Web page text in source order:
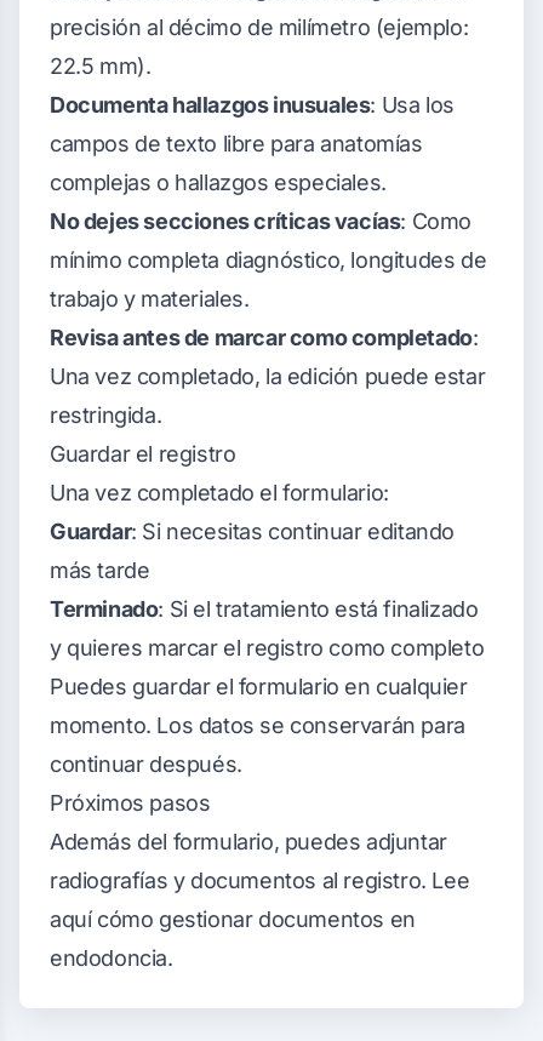
precisión al décimo de milímetro (ejemplo:
22.5 mm).
Documenta hallazgos inusuales: Usa los
campos de texto libre para anatomías
complejas o hallazgos especiales.
No dejes secciones críticas vacías: Como
mínimo completa diagnóstico, longitudes de
trabajo y materiales.
Revisa antes de marcar como completado:
Una vez completado, la edición puede estar
restringida.
Guardar el registro
Una vez completado el formulario:
Guardar: Si necesitas continuar editando
más tarde
Terminado: Si el tratamiento está finalizado
y quieres marcar el registro como completo
Puedes guardar el formulario en cualquier
momento. Los datos se conservarán para
continuar después.
Próximos pasos
Además del formulario, puedes adjuntar
radiografías y documentos al registro. Lee
aquí cómo gestionar documentos en
endodoncia.